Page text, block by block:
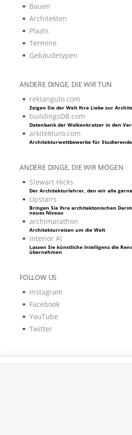
Bauen
Architekten
Plaats
Termine
Gebäudetypen
ANDERE DINGE, DIE WIR TUN
rektangulo.com
Zeigen Sie der Welt Ihre Liebe zur
buildingsDB.com
Datenbank der Wolkenkratzer in den
arkitekturo.com
Architekturwettbewerbe für Studierende
ANDERE DINGE, DIE WIR MÖGEN
Stewart Hicks
Der Architekturlehrer, den wir alle
Upstairs
Bringen Sie Ihre architektonischen
neues Niveau
archimarathon
Architekturreisen um die Welt
Interior AI
Lassen Sie künstliche Intelligenz die
übernehmen
FOLLOW US
Instagram
Facebook
YouTube
Twitter